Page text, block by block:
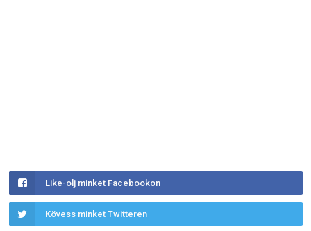
Like-olj minket Facebookon
Kövess minket Twitteren